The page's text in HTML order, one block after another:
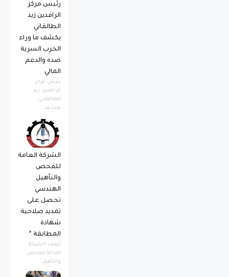
رئيس مركز
الرافدين زيد
الطالقاني
يكشف ما وراء
الحرب السرية
ضده والدعم
المالي
رئيس مركز
الرافدين زيد
الطالقاني
يكشف...
الشركة العامة
للفحص
والتأهيل
الهندسي
تحصل على
تمديد صلاحية
شهادة
المطابقة *
أعلنت الشركة
العامة للفحص
والتأهيل...